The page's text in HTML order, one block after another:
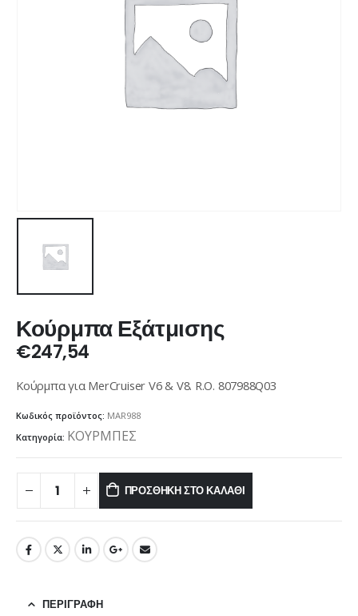
Κούρμπα Εξάτμισης
€247,54
Κούρμπα για MerCruiser V6 & V8. R.O. 807988Q03
Κωδικός προϊόντος: MAR988
Κατηγορία: ΚΟΥΡΜΠΕΣ
ΠΡΟΣΘΉΚΗ ΣΤΟ ΚΑΛΆΘΙ
ΠΕΡΙΓΡΑΦΉ